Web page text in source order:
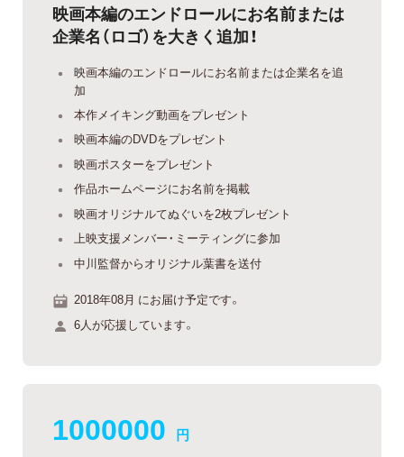
映画本編のエンドロールにお名前または
企業名（ロゴ）を大きく追加！
映画本編のエンドロールにお名前または企業名を追
加
本作メイキング動画をプレゼント
映画本編のDVDをプレゼント
映画ポスターをプレゼント
作品ホームページにお名前を掲載
映画オリジナルてぬぐいを2枚プレゼント
上映支援メンバー・ミーティングに参加
中川監督からオリジナル葉書を送付
2018年08月 にお届け予定です。
6人が応援しています。
1000000 円